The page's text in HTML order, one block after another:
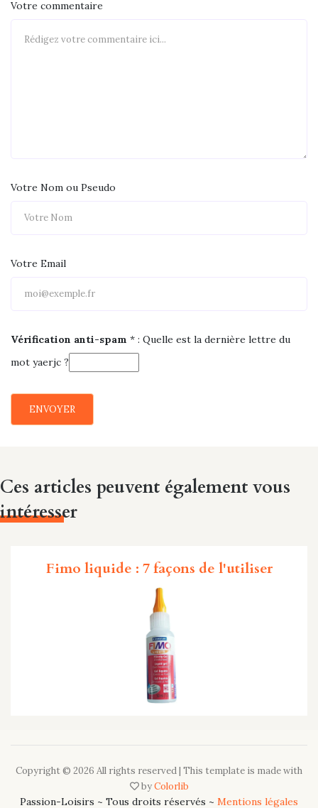
Votre commentaire
Votre Nom ou Pseudo
Votre Email
Vérification anti-spam * : Quelle est la dernière lettre du
mot yaerjc ?
ENVOYER
Ces articles peuvent également vous
intéresser
Fimo liquide : 7 façons de l'utiliser
Copyright © 2026 All rights reserved | This template is made with
byColorlib
Passion-Loisirs ~ Tous droits réservés ~ Mentions légales